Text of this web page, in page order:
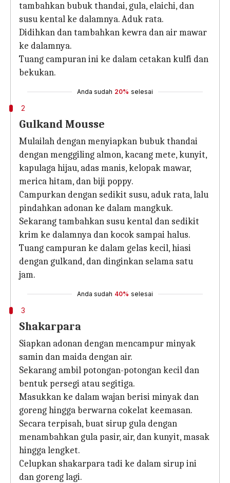
tambahkan bubuk thandai, gula, elaichi, dan
susu kental ke dalamnya. Aduk rata.
Didihkan dan tambahkan kewra dan air mawar
ke dalamnya.
Tuang campuran ini ke dalam cetakan kulfi dan
bekukan.
Anda sudah 20% selesai
2
Gulkand Mousse
Mulailah dengan menyiapkan bubuk thandai
dengan menggiling almon, kacang mete, kunyit,
kapulaga hijau, adas manis, kelopak mawar,
merica hitam, dan biji poppy.
Campurkan dengan sedikit susu, aduk rata, lalu
pindahkan adonan ke dalam mangkuk.
Sekarang tambahkan susu kental dan sedikit
krim ke dalamnya dan kocok sampai halus.
Tuang campuran ke dalam gelas kecil, hiasi
dengan gulkand, dan dinginkan selama satu
jam.
Anda sudah 40% selesai
3
Shakarpara
Siapkan adonan dengan mencampur minyak
samin dan maida dengan air.
Sekarang ambil potongan-potongan kecil dan
bentuk persegi atau segitiga.
Masukkan ke dalam wajan berisi minyak dan
goreng hingga berwarna cokelat keemasan.
Secara terpisah, buat sirup gula dengan
menambahkan gula pasir, air, dan kunyit, masak
hingga lengket.
Celupkan shakarpara tadi ke dalam sirup ini
dan goreng lagi.